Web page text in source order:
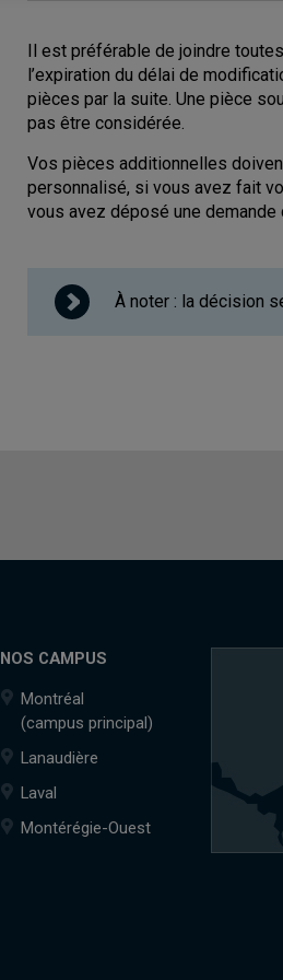
Il est préférable de joindre
l’expiration du délai de
pièces par la suite. Une pièce
pas être considérée.
Vos pièces additionnelles
personnalisé, si vous avez fait
vous avez déposé une
À noter : la décision
NOS CAMPUS
Montréal
(campus principal)
Lanaudière
Laval
Montérégie-Ouest